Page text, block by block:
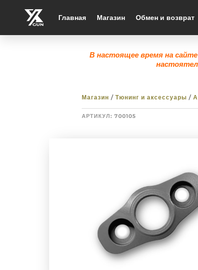
Главная Магазин Обмен и возврат
В настоящее время на
Магазин / Тюнинг и аксессуары /
АРТИКУЛ: 700105